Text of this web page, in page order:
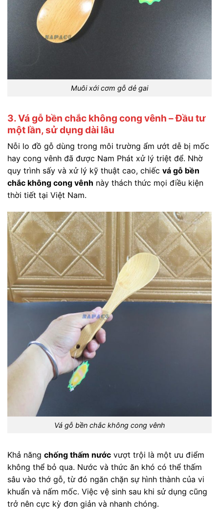
Muôi xới cơm gỗ dẻ gai
3. Vá gỗ bền chắc không cong vênh – Đầu tư
một lần, sử dụng dài lâu
Nỗi lo đồ gỗ dùng trong môi trường ẩm ướt dễ bị mốc
hay cong vênh đã được Nam Phát xử lý triệt để. Nhờ
quy trình sấy và xử lý kỹ thuật cao, chiếc vá gỗ bền
chắc không cong vênh này thách thức mọi điều kiện
thời tiết tại Việt Nam.
Vá gỗ bền chắc không cong vênh
Khả năng chống thấm nước vượt trội là một ưu điểm
không thể bỏ qua. Nước và thức ăn khó có thể thấm
sâu vào thớ gỗ, từ đó ngăn chặn sự hình thành của vi
khuẩn và nấm mốc. Việc vệ sinh sau khi sử dụng cũng
trở nên cực kỳ đơn giản và nhanh chóng.